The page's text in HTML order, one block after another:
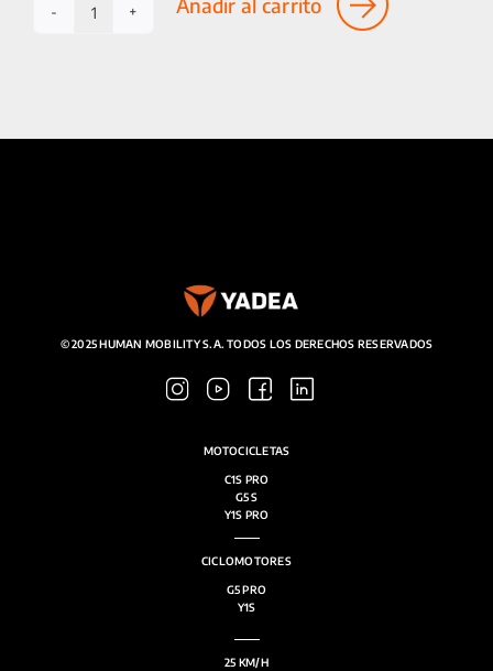
Baúl
© 2025 HUMAN MOBILITY S.A. TODOS LOS DERECHOS RESERVADOS
MOTOCICLETAS
C1S PRO
G5 S
Y1S PRO
CICLOMOTORES
G5 PRO
Y1S
25 KM/H